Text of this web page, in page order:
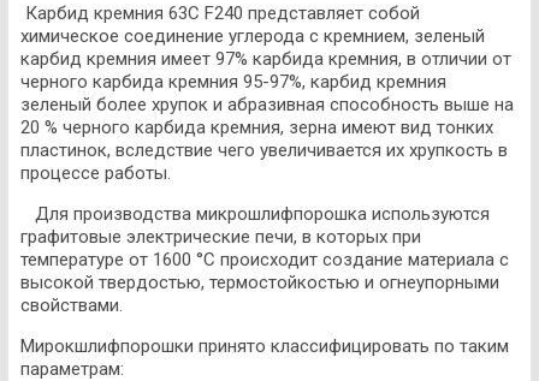
Карбид кремния 63С F240 представляет собой
химическое соединение углерода с кремнием, зеленый
карбид кремния имеет 97% карбида кремния, в отличии от
черного карбида кремния 95-97%, карбид кремния
зеленый более хрупок и абразивная способность выше на
20 % черного карбида кремния, зерна имеют вид тонких
пластинок, вследствие чего увеличивается их хрупкость в
процессе работы.
Для производства микрошлифпорошка используются
графитовые электрические печи, в которых при
температуре от 1600 °C происходит создание материала с
высокой твердостью, термостойкостью и огнеупорными
свойствами.
Мирокшлифпорошки принято классифицировать по таким
параметрам: